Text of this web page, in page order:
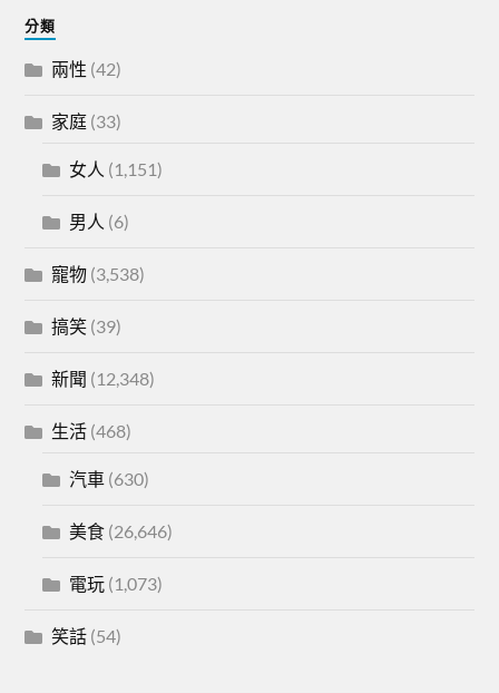
分類
兩性 (42)
家庭 (33)
女人 (1,151)
男人 (6)
寵物 (3,538)
搞笑 (39)
新聞 (12,348)
生活 (468)
汽車 (630)
美食 (26,646)
電玩 (1,073)
笑話 (54)